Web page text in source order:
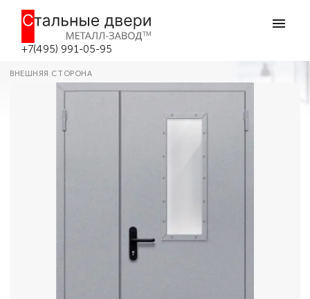
+7(495) 991-05-95
Противопожарная дверь со стеклом
№21 в Москве
ВНЕШНЯЯ СТОРОНА